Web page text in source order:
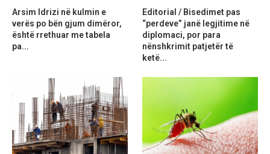
Arsim Idrizi në kulmin e
verës po bën gjum dimëror,
është rrethuar me tabela
pa...
Editorial / Bisedimet pas
“perdeve” janë legjitime në
diplomaci, por para
nënshkrimit patjetër të
ketë...